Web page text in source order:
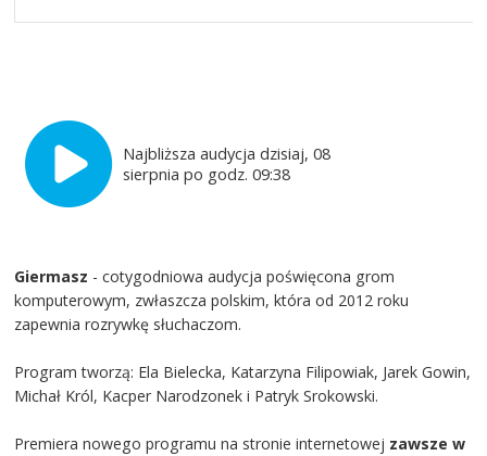
Najbliższa audycja dzisiaj, 08
sierpnia po godz. 09:38
Giermasz - cotygodniowa audycja poświęcona grom
komputerowym, zwłaszcza polskim, która od 2012 roku
zapewnia rozrywkę słuchaczom.
Program tworzą: Ela Bielecka, Katarzyna Filipowiak, Jarek Gowin,
Michał Król, Kacper Narodzonek i Patryk Srokowski.
Premiera nowego programu na stronie internetowej zawsze w